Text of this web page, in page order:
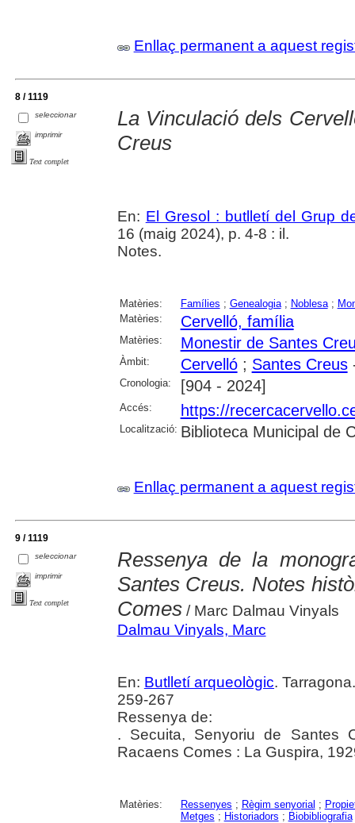
Enllaç permanent a aquest
8 / 1119
seleccionar
imprimir
Text complet
La Vinculació dels
Creus
En: El Gresol : butlletí del Grup
16 (maig 2024), p. 4-8 : il.
Notes.
Matèries: Famílies ; Genealogia; Noblesa;
Matèries:
Cervelló, família
Matèries: Monestir de Santes
Àmbit: Cervelló; Santes Creus
Cronologia: [904 - 2024]
Accés: https://
Localització: Biblioteca Municipal de
Enllaç permanent a aquest
9 / 1119
seleccionar
imprimir
Text complet
Ressenya de la
Santes Creus. Notes
Comes/ Marc Dalmau Vinyals
Dalmau Vinyals, Marc
En: Butlletí arqueològic.
259-267
Ressenya de:
. Secuita, Senyoriu de Santes
Racaens Comes : La Guspira,
Matèries: Ressenyes ; Règim senyorial ;
Metges ; Historiadors ; Biobibliografia